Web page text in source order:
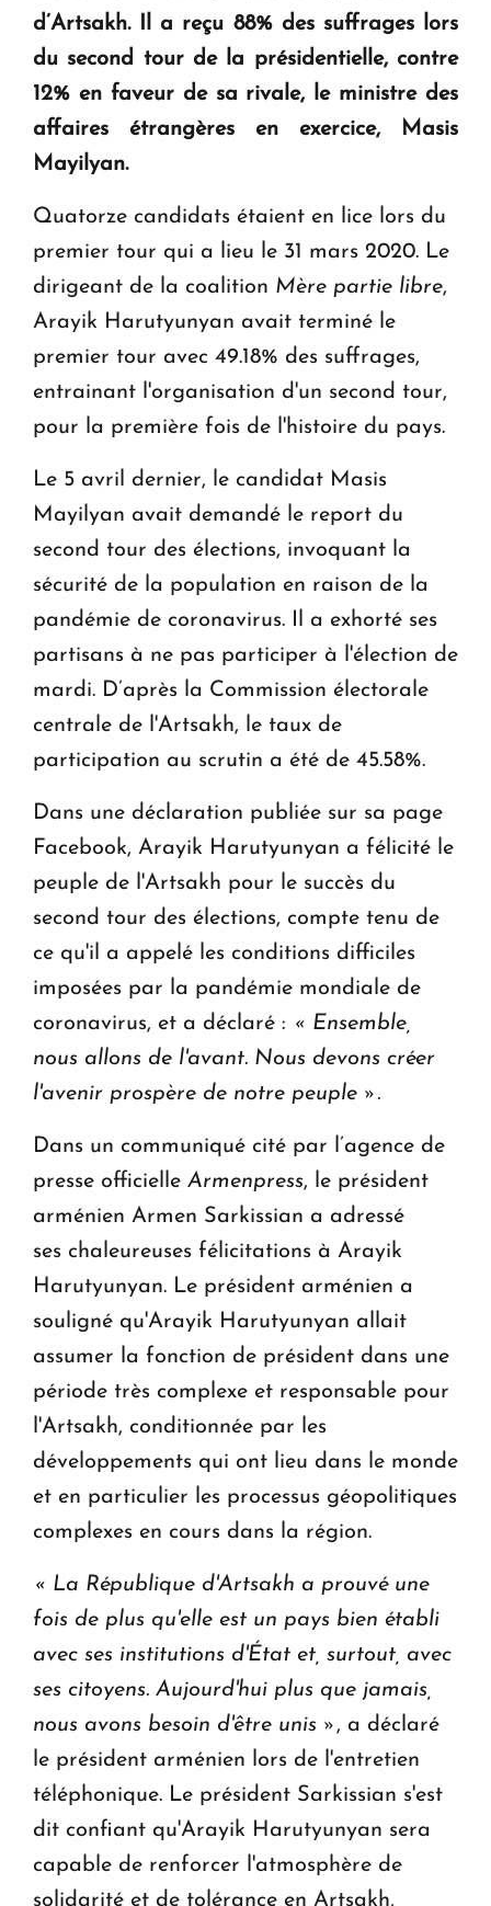
Le premier hôtel Hyatt Regency d'Arménie
ouvrira ses portes à Dilijan
d’Artsakh. Il a reçu 88% des suffrages lors
du second tour de la présidentielle, contre
12% en faveur de sa rivale, le ministre des
affaires étrangères en exercice, Masis
Mayilyan.
Quatorze candidats étaient en lice lors du
premier tour qui a lieu le 31 mars 2020. Le
dirigeant de la coalition Mère partie libre,
Arayik Harutyunyan avait terminé le
premier tour avec 49.18% des suffrages,
entrainant l'organisation d'un second tour,
pour la première fois de l'histoire du pays.
Le 5 avril dernier, le candidat Masis
Mayilyan avait demandé le report du
second tour des élections, invoquant la
sécurité de la population en raison de la
pandémie de coronavirus. Il a exhorté ses
partisans à ne pas participer à l'élection de
mardi. D’après la Commission électorale
centrale de l'Artsakh, le taux de
participation au scrutin a été de 45.58%.
Dans une déclaration publiée sur sa page
Facebook, Arayik Harutyunyan a félicité le
peuple de l'Artsakh pour le succès du
second tour des élections, compte tenu de
ce qu'il a appelé les conditions difficiles
imposées par la pandémie mondiale de
coronavirus, et a déclaré : « Ensemble,
nous allons de l'avant. Nous devons créer
l'avenir prospère de notre peuple ».
Dans un communiqué cité par l’agence de
presse officielle Armenpress, le président
arménien Armen Sarkissian a adressé
ses chaleureuses félicitations à Arayik
Harutyunyan. Le président arménien a
souligné qu'Arayik Harutyunyan allait
assumer la fonction de président dans une
période très complexe et responsable pour
l'Artsakh, conditionnée par les
développements qui ont lieu dans le monde
et en particulier les processus géopolitiques
complexes en cours dans la région.
« La République d'Artsakh a prouvé une
fois de plus qu'elle est un pays bien établi
avec ses institutions d'État et, surtout, avec
ses citoyens. Aujourd'hui plus que jamais,
nous avons besoin d'être unis » , a déclaré
le président arménien lors de l'entretien
téléphonique. Le président Sarkissian s'est
dit confiant qu'Arayik Harutyunyan sera
capable de renforcer l'atmosphère de
solidarité et de tolérance en Artsakh,